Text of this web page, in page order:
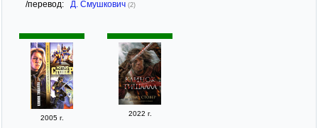
/перевод: Д. Смушкович (2)
2005 г.
2022 г.